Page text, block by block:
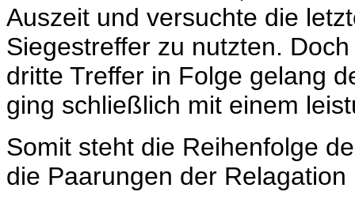
Auszeit und versuchte die
Siegestreffer zu nutzten.
dritte Treffer in Folge gelang
ging schließlich mit einem
Somit steht die Reihenfolge
die Paarungen der